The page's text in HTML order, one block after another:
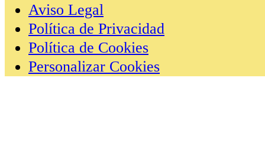
Aviso Legal
Política de Privacidad
Política de Cookies
Personalizar Cookies